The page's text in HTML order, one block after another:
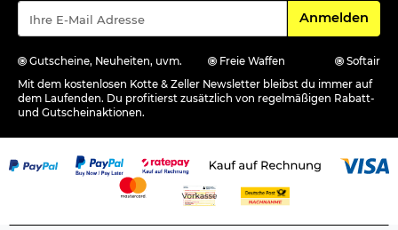
Für den
Anmelden
Gutscheine, Neuheiten, uvm. Freie Waffen
Softair
Mit dem kostenlosen Kotte & Zeller Newsletter bleibst du immer auf
dem Laufenden. Du profitierst zusätzlich von regelmäßigen Rabatt-
und Gutscheinaktionen.